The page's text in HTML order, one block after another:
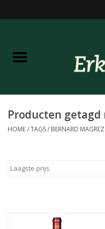
Home
Barneveldse specialiteiten
Gedistilleerd &
Producten
HOME/TAGS/ BERNARD MAGREZ